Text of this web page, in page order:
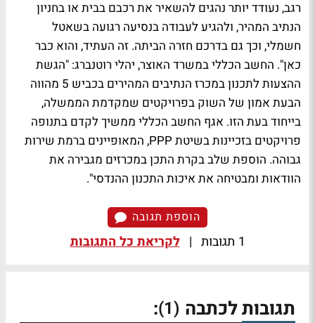
רגב, נעודד יותר נהגים להשאיר את רכבם בבית או בחניון
הנתיב המהיר, ולהגיע לעבודה בנסיעה רגועה בשאטל
חשמלי, וכך גם בדרכם חזרה הביתה. זה העתיד, והוא כבר
כאן". החשב הכללי במשרד האוצר, יהלי רוטנברג: "הגשת
ההצעות לתכנון במכרז הנתיבים המהירים בכביש 5 מהווה
הבעת אמון של השוק בפרויקטים שמקדמת הממשלה,
בייחוד בעת הזו. אגף החשב הכללי ממשיך לקדם בתנופה
פרויקטים בזכיינות בשיטת PPP, המאופיינים ברמת שירות
גבוהה. הוספת שלב בקרת התכן במכרזים מגבירה את
הוודאות ומבטיחה את איכות התכנון ההנדסי".
הוספת תגובה
1 תגובות | לקריאת כל התגובות
תגובות לכתבה (1)
: